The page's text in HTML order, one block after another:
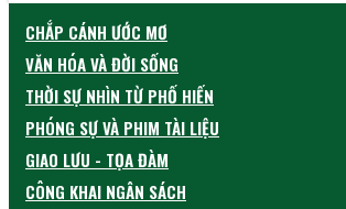
CHẮP CÁNH ƯỚC MƠ
VĂN HÓA VÀ ĐỜI SỐNG
THỜI SỰ NHÌN TỪ PHỐ HIẾN
PHÓNG SỰ VÀ PHIM TÀI LIỆU
GIAO LƯU - TỌA ĐÀM
CÔNG KHAI NGÂN SÁCH